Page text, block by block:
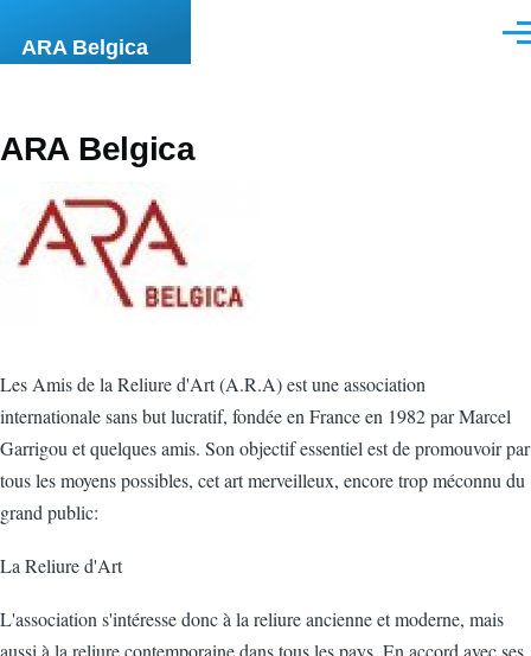
ARA Belgica
ARA Belgica
Les Amis de la Reliure d'Art (A.R.A) est une association
internationale sans but lucratif, fondée en France en 1982 par Marcel
Garrigou et quelques amis. Son objectif essentiel est de promouvoir par
tous les moyens possibles, cet art merveilleux, encore trop méconnu du
grand public:
La Reliure d'Art
L'association s'intéresse donc à la reliure ancienne et moderne, mais
aussi à la reliure contemporaine dans tous les pays. En accord avec ses